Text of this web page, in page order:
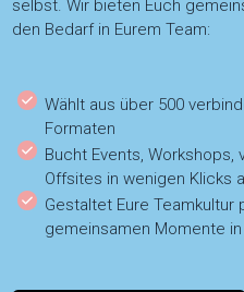
selbst. Wir bieten Euch
den Bedarf in Eurem Team:
Wählt aus über 500
Formaten
Bucht Events, Workshops,
Offsites in wenigen Klicks
Gestaltet Eure Teamkultur
gemeinsamen Momente